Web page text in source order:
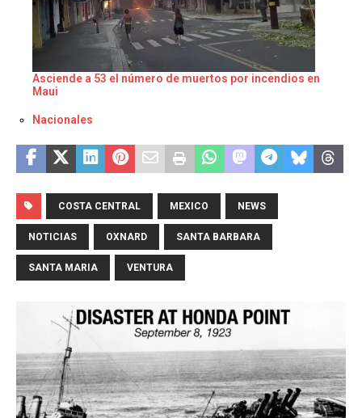
Asciende a 53 el número de muertos por incendios en
Maui
Respecto a
Nacionales
COSTA CENTRAL MEXICO NEWS
NOTICIAS OXNARD SANTA BARBARA
SANTA MARIA VENTURA